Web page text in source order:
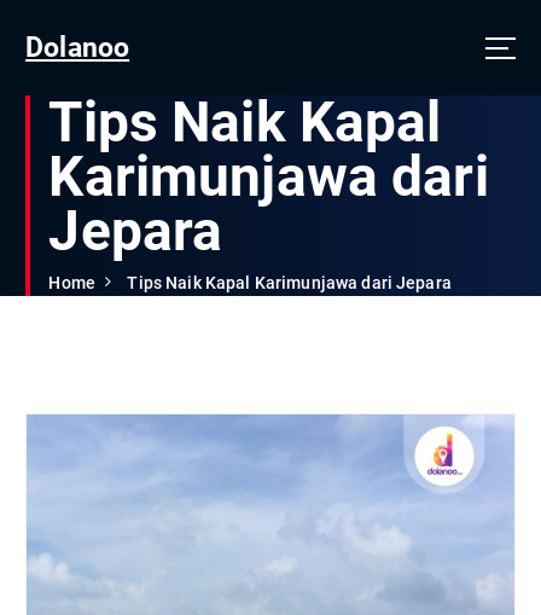
Dolanoo
Tips Naik Kapal
Karimunjawa dari
Jepara
Home Tips Naik Kapal Karimunjawa dari Jepara